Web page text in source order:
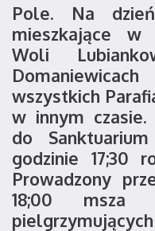
Pole. Na
mieszkające w
Woli
wszystkich
w innym czasie.
do
godzinie 17;30
Prowadzony
18;00 msza